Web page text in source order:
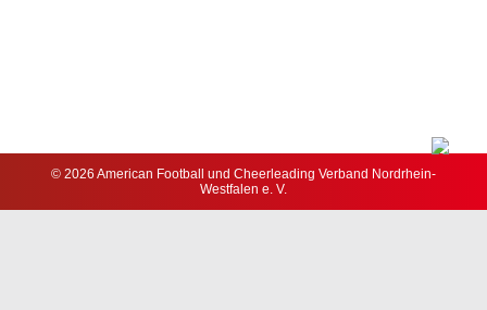
© 2026 American Football und Cheerleading Verband Nordrhein-
Westfalen e. V.